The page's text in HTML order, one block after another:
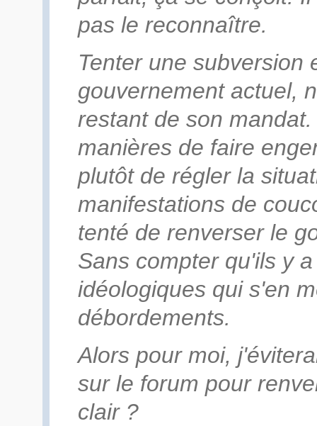
pas le reconnaître.
Tenter une subversion
gouvernement actuel,
restant de son
manières de faire
plutôt de régler la
manifestations de
tenté de renverser le
Sans compter qu'ils y
idéologiques qui s'en
débordements.
Alors pour moi,
sur le forum pour
clair ?